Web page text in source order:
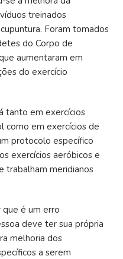
treinados
Foram tomados
do Corpo de
aumentaram em
do exercício
tanto em exercícios
como em exercícios de
protocolo específico
exercícios aeróbicos e
trabalham meridianos
que é um erro
deve ter sua própria
melhoria dos
a serem